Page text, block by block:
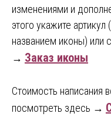
изменениями и
этого укажите
названием иконы) или
→ Заказ иконы
Стоимость написания
посмотреть здесь →